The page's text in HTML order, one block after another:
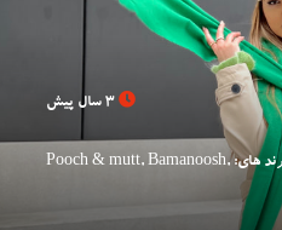
3 سال پیش
طناز این هفته با تخیف های افسانه ایی از برند های: Pooch & mutt, Bamanoosh,